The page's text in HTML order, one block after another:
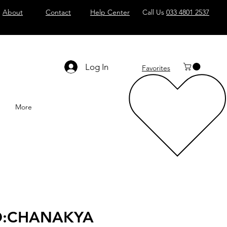
About Contact Help Center Call Us 033 4801 2537
Log In Favorites
More